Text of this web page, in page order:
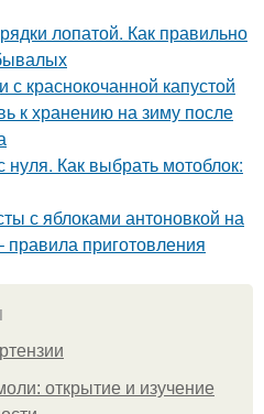
лопатой. Как правильно
краснокочанной капустой
к хранению на зиму после
нуля. Как выбрать мотоблок:
с яблоками антоновкой на
правила приготовления
открытие и изучение